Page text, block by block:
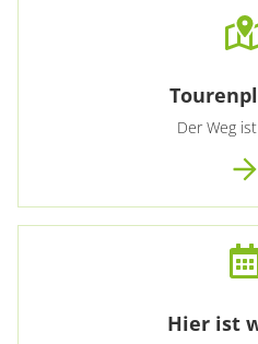
Der Weg
Hier ist